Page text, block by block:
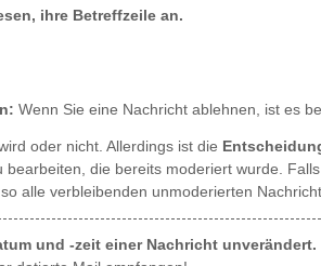
ihre Betreffzeile an.
Wenn Sie eine Nachricht ablehnen, ist es
oder nicht. Allerdings ist die
die bereits moderiert wurde.
alle verbleibenden unmoderierten
und -zeit einer Nachricht unverändert.